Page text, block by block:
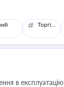
Торгівля
в експлуатацію